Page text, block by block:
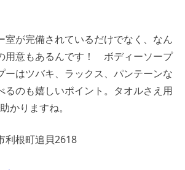
室が完備されているだけでなく、なん
用意もあるんです！ ボディーソープ
ーはツバキ、ラックス、パンテーンな
るのも嬉しいポイント。タオルさえ用
かりますね。
利根町追貝2618